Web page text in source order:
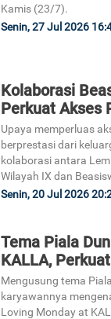
Kamis (23/7).
Senin, 27 Jul 2026
Kolaborasi
Perkuat Akses
Upaya memperluas
berprestasi dari
kolaborasi antara
Wilayah IX dan
Senin, 20 Jul 2026
Tema Piala
KALLA,
Mengusung tema
karyawannya
Loving Monday at